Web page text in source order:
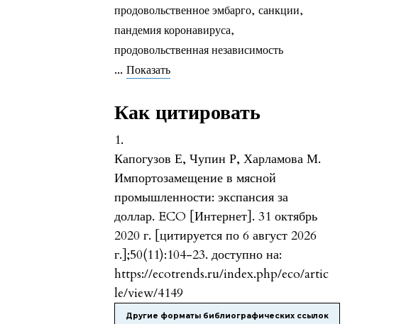
продовольственное эмбарго, санкции,
пандемия коронавируса,
продовольственная независимость
... Показать
Как цитировать
1.
Капогузов Е, Чупин Р, Харламова М.
Импортозамещение в мясной
промышленности: экспансия за
доллар. ECO [Интернет]. 31 октябрь
2020 г. [цитируется по 6 август 2026
г.];50(11):104-23. доступно на:
https://ecotrends.ru/index.php/eco/artic
le/view/4149
Другие форматы библиографических ссылок